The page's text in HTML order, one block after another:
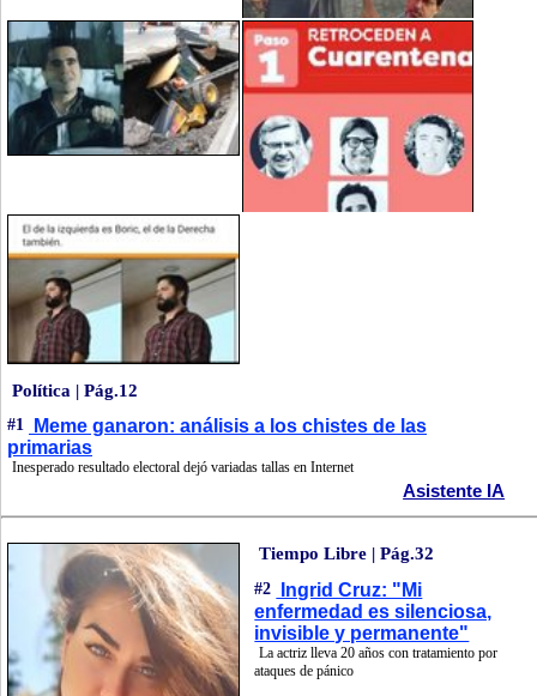
Política | Pág.12
#1
Meme ganaron: análisis a los chistes de las
primarias
Inesperado resultado electoral dejó variadas tallas en Internet
Asistente IA
Tiempo Libre | Pág.32
#2
Ingrid Cruz: "Mi
enfermedad es silenciosa,
invisible y permanente"
La actriz lleva 20 años con tratamiento por
ataques de pánico